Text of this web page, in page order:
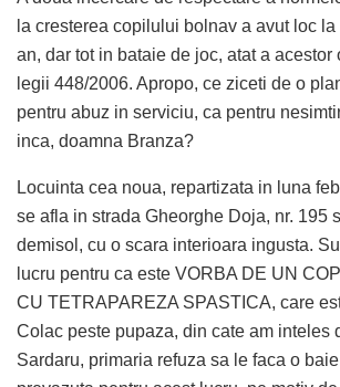
la cresterea copilului bolnav a avut loc
an, dar tot in bataie de joc, atat a acestor
legii 448/2006. Apropo, ce ziceti de o
pentru abuz in serviciu, ca pentru
inca, doamna Branza?
Locuinta cea noua, repartizata in luna
se afla in strada Gheorghe Doja, nr. 195
demisol, cu o scara interioara ingusta.
lucru pentru ca este VORBA DE UN
CU TETRAPAREZA SPASTICA, care
Colac peste pupaza, din cate am inteles
Sardaru, primaria refuza sa le faca o